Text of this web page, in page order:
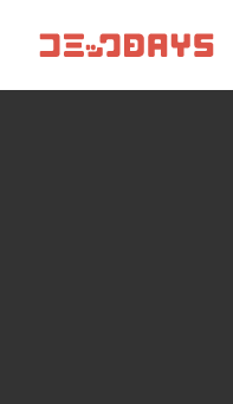
コミックDAYS